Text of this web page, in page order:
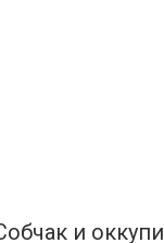
и